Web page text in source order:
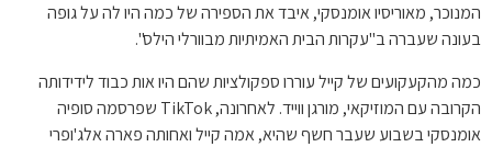
המנוכר, מאוריסיו אומנסקי, איבד את הספירה של כמה היו לה על גופה
בעונה שעברה ב"עקרות הבית האמיתיות מבוורלי הילס".
כמה מהקעקועים של קייל עוררו ספקולציות שהם היו אות כבוד לידידותה
הקרובה עם המוזיקאי, מורגן ווייד. לאחרונה, TikTok שפרסמה סופיה
אומנסקי בשבוע שעבר חשף שהיא, אמה קייל ואחותה פארה אלג'ופרי